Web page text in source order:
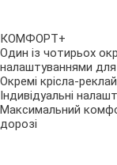
КОМФОРТ+
Один із чотирьох
налаштуваннями
Окремі крісла-
Індивідуальні
Максимальний
дорозі